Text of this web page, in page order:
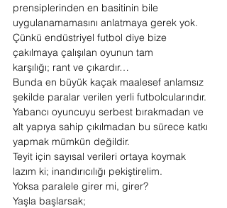
prensiplerinden en basitinin bile
uygulanamamasını anlatmaya gerek yok.
Çünkü endüstriyel futbol diye bize
çakılmaya çalışılan oyunun tam
karşılığı; rant ve çıkardır…
Bunda en büyük kaçak maalesef anlamsız
şekilde paralar verilen yerli futbolcularındır.
Yabancı oyuncuyu serbest bırakmadan ve
alt yapıya sahip çıkılmadan bu sürece katkı
yapmak mümkün değildir.
Teyit için sayısal verileri ortaya koymak
lazım ki; inandırıcılığı pekiştirelim.
Yoksa paralele girer mi, girer?
Yaşla başlarsak;